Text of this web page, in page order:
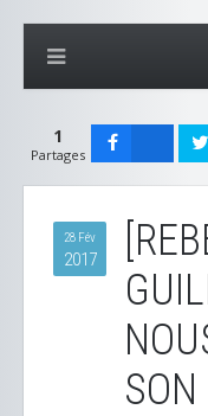
1
Partages
28 Fév
2017